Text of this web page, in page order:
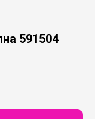
591504